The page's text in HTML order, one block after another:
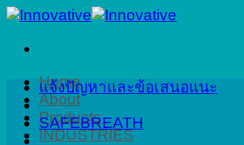
Skip
content
Home
About
Products
INDUSTRIES
แจ้งปัญหาและข้อเสนอแนะ
SAFEBREATH